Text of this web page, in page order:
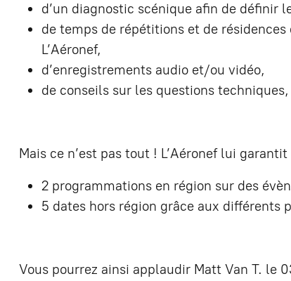
d’un diagnostic scénique afin de définir
de temps de répétitions et de
L’Aéronef,
d’enregistrements audio et/ou vidéo,
de conseils sur les questions
Mais ce n’est pas tout ! L’Aéronef lui
2 programmations en région sur des
5 dates hors région grâce aux différents
Vous pourrez ainsi applaudir Matt Van T. le